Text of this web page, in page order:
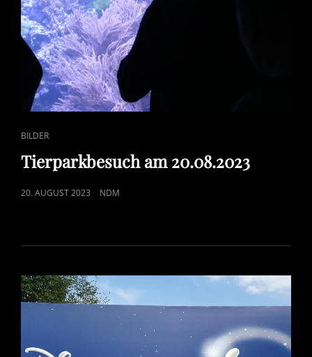
CAT
LINKS
BILDER
Tierparkbesuch am 20.08.2023
POSTED
20. AUGUST 2023 NDM